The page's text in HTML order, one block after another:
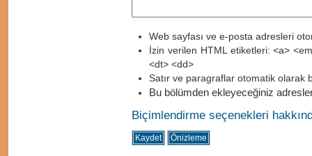
Web sayfası ve e-posta adresleri
İzin verilen HTML etiketleri: <a>
<dt> <dd>
Satır ve paragraflar otomatik olarak
Bu bölümden ekleyeceğiniz
Biçimlendirme seçenekleri